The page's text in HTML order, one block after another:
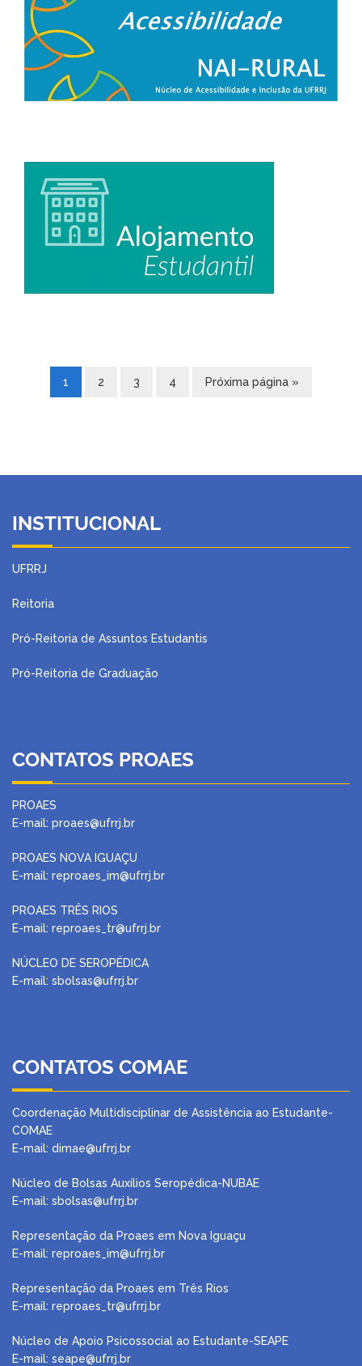
1 2 3 4 Próxima página »
INSTITUCIONAL
UFRRJ
Reitoria
Pró-Reitoria de Assuntos Estudantis
Pró-Reitoria de Graduação
CONTATOS PROAES
PROAES
E-mail: proaes@ufrrj.br
PROAES NOVA IGUAÇU
E-mail: reproaes_im@ufrrj.br
PROAES TRÊS RIOS
E-mail: reproaes_tr@ufrrj.br
NÚCLEO DE SEROPÉDICA
E-mail: sbolsas@ufrrj.br
CONTATOS COMAE
Coordenação Multidisciplinar de Assistência ao Estudante-
COMAE
E-mail: dimae@ufrrj.br
Núcleo de Bolsas Auxílios Seropédica-NUBAE
E-mail: sbolsas@ufrrj.br
Representação da Proaes em Nova Iguaçu
E-mail: reproaes_im@ufrrj.br
Representação da Proaes em Três Rios
E-mail: reproaes_tr@ufrrj.br
Núcleo de Apoio Psicossocial ao Estudante-SEAPE
E-mail: seape@ufrrj.br